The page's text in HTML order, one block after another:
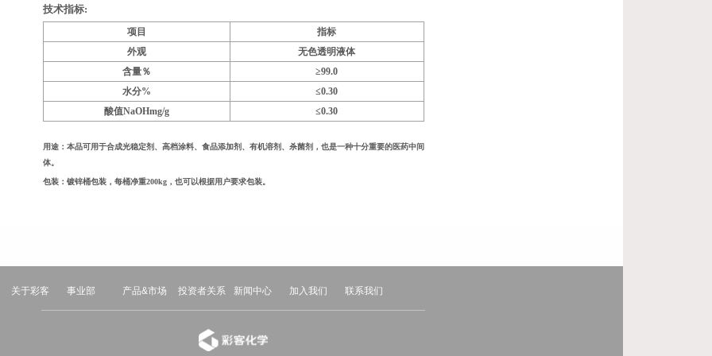
技术指标:
项目
指标
外观
无色透明液体
含量％
≥99.0
水分%
≤0.30
酸值NaOHmg/g
≤0.30
用途：本品可用于合成光稳定剂、高档涂料、食品添加剂、有机溶剂、杀菌剂，也是一种十分重要的医药中间
体。
包装：镀锌桶包装，每桶净重200kg，也可以根据用户要求包装。
关于彩客 事业部 产品&市场 投资者关系 新闻中心 加入我们 联系我们